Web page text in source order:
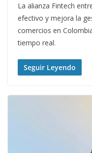
La alianza Fintech
efectivo y mejora la
comercios en
tiempo real.
Seguir Leyendo